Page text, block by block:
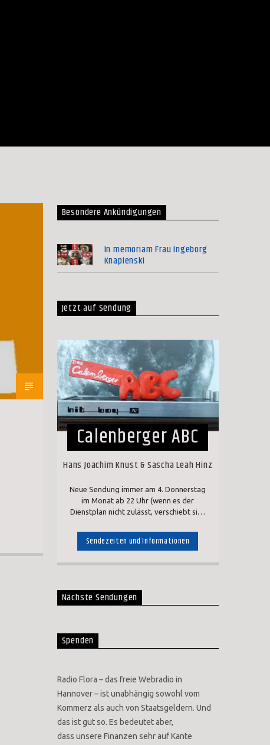
Besondere Ankündigungen
In memoriam Frau Ingeborg
Knapienski
Jetzt auf Sendung
Calenberger ABC
Hans Joachim Knust & Sascha Leah Hinz
Neue Sendung immer am 4. Donnerstag
im Monat ab 22 Uhr (wenn es der
Dienstplan nicht zulässt, verschiebt sich
jeden folgenden Donnerstag auch ab 22
Uhr und Montags zwischen 14:00 und
Sendezeiten und Informationen
Nächste Sendungen
Spenden
Radio Flora – das freie Webradio in
Hannover – ist unabhängig sowohl vom
Kommerz als auch von Staatsgeldern. Und
das ist gut so. Es bedeutet aber,
dass unsere Finanzen sehr auf Kante